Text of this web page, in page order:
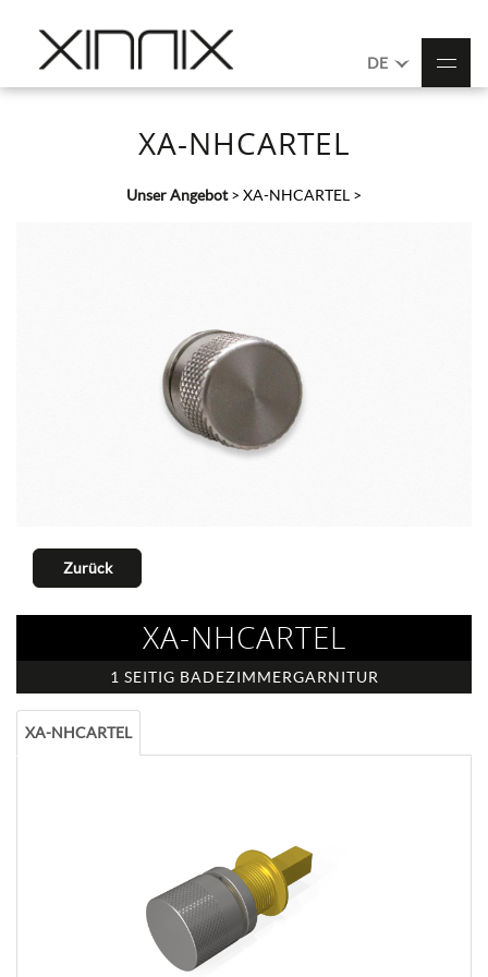
DE
XA-NHCARTEL
Unser Angebot> XA-NHCARTEL >
Zurück
XA-NHCARTEL
1 SEITIG BADEZIMMERGARNITUR
XA-NHCARTEL